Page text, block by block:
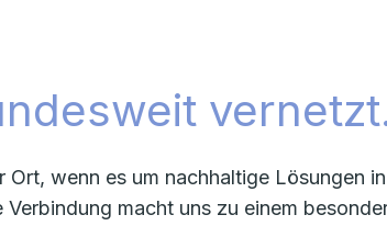
wenn es um nachhaltige Lösungen
macht uns zu einem